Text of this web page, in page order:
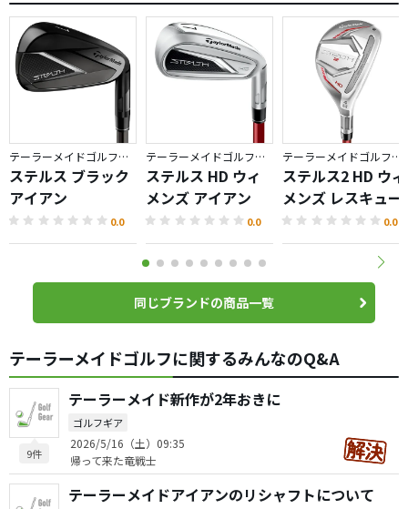
テーラーメイドゴルフ／STEALTH
ステルス ブラック
アイアン
0.0
テーラーメイドゴルフ／STEALTH
ステルス HD ウィ
メンズ アイアン
0.0
テーラーメイドゴルフ／STEALTH
ステルス2 HD ウィ
メンズ レスキュー
0.0
同じブランドの商品一覧
テーラーメイドゴルフに関するみんなのQ&A
9件
テーラーメイド新作が2年おきに
ゴルフギア
2026/5/16（土）09:35
帰って来た竜戦士
テーラーメイドアイアンのリシャフトについて